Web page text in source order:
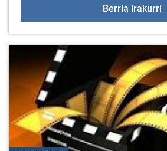
Berria irakurri